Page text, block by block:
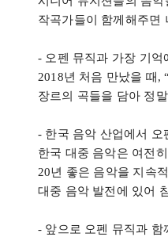
작곡가들이 함께해주면
- 오펜 뮤직과 가장 기억
2018년 처음 만났을 때 , “
장르의 곡들을 담아 정
- 한국 음악 산업에서 오
한국 대중 음악은 여전
20년 좋은 음악을 지속
대중 음악 발전에 있어
- 앞으로 오펜 뮤직과 함